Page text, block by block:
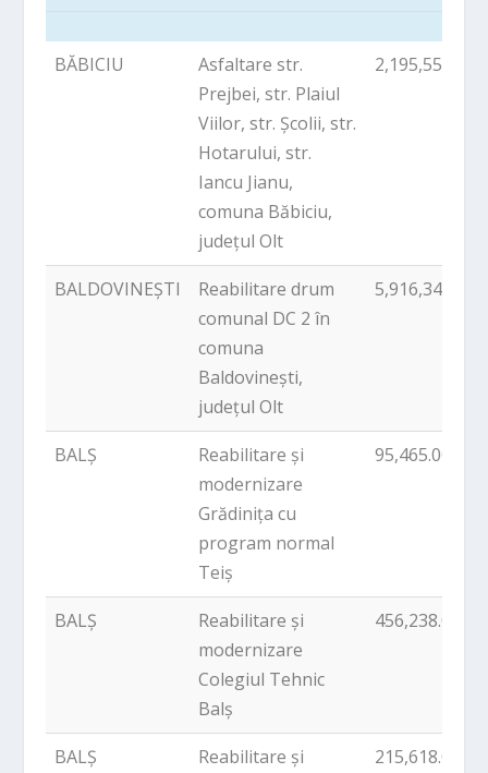
Localitatea
Denumirea
obiectivului de
investiții
Suma
(lei)
BĂBICIU
Asfaltare str.
Prejbei, str. Plaiul
Viilor, str. Școlii, str.
Hotarului, str.
Iancu Jianu,
comuna Băbiciu,
județul Olt
2,195,557.86
BALDOVINEȘTI
Reabilitare drum
comunal DC 2 în
comuna
Baldovinești,
județul Olt
5,916,344.04
BALȘ
Reabilitare și
modernizare
Grădinița cu
program normal
Teiș
95,465.00
BALȘ
Reabilitare și
modernizare
Colegiul Tehnic
Balș
456,238.00
BALȘ
Reabilitare și
215,618.00